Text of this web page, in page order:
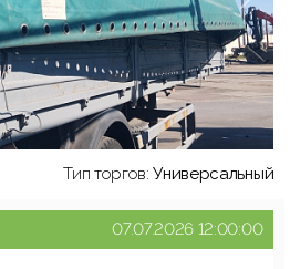
Тип торгов:Универсальный
07.07.2026 12:00:00